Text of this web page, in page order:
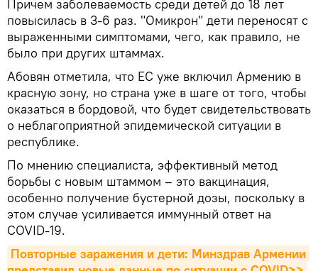
Причем заболеваемость среди детей до 18 лет
повысилась в 3-6 раз. "Омикрон" дети переносят с
выраженными симптомами, чего, как правило, не
было при других штаммах.
Абовян отметила, что ЕС уже включил Армению в
красную зону, но страна уже в шаге от того, чтобы
оказаться в бордовой, что будет свидетельствовать
о неблагоприятной эпидемической ситуации в
республике.
По мнению специалиста, эффективный метод
борьбы с новым штаммом – это вакцинация,
особенно получение бустерной дозы, поскольку в
этом случае усиливается иммунный ответ на
COVID-19.
Повторные заражения и дети: Минздрав Армении